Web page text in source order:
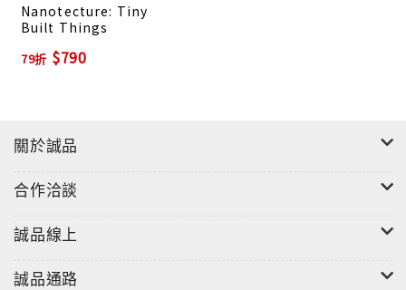
Nanotecture: Tiny
Built Things
79折 $790
關於誠品
合作洽談
誠品線上
誠品通路